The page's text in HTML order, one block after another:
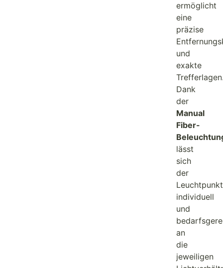
ermöglicht
eine
präzise
und
exakte
Dank
der
Manual
Fiber-
lässt
sich
der
Leuchtpunkt
individuell
und
an
die
jeweiligen